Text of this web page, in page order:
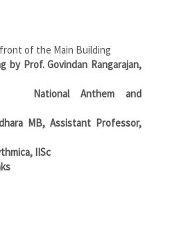
front of the Main Building
by Prof. Govindan Rangarajan,
Anthem and
MB, Assistant Professor,
IISc